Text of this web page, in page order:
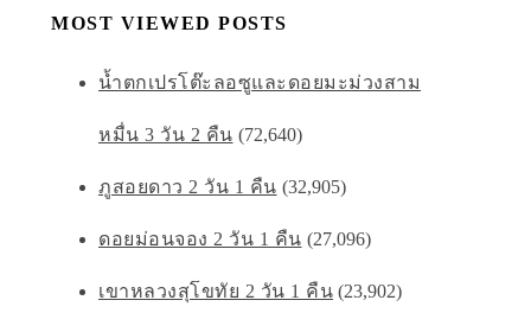
MOST VIEWED POSTS
น้ำตกเปรโต๊ะลอซูและดอยมะม่วงสาม
หมื่น 3 วัน 2 คืน (72,640)
ภูสอยดาว 2 วัน 1 คืน (32,905)
ดอยม่อนจอง 2 วัน 1 คืน (27,096)
เขาหลวงสุโขทัย 2 วัน 1 คืน (23,902)